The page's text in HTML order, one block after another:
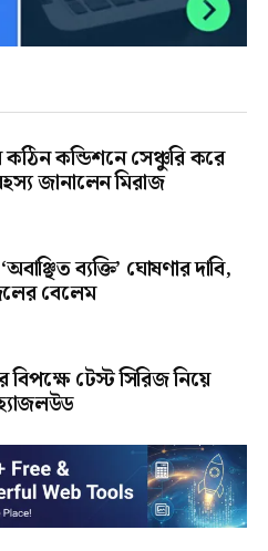
কঠিন কন্ডিশনে সেঞ্চুরি করে
জানালেন মিরাজ
ব্যক্তি’ ঘোষণার দাবি,
বেলেম
বিপক্ষে টেস্ট সিরিজ নিয়ে